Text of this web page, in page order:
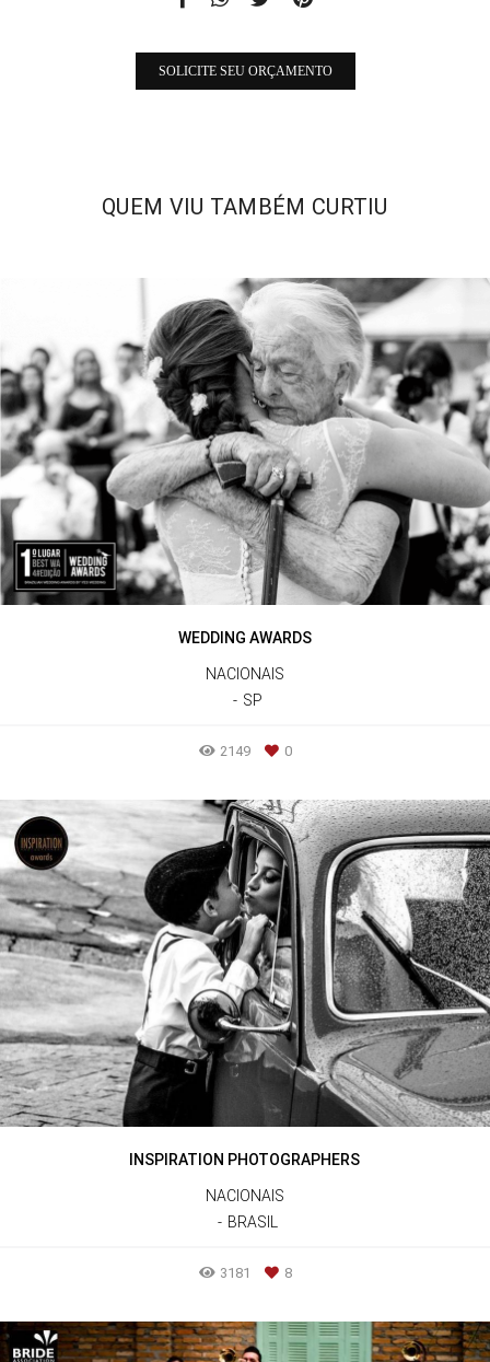
SOLICITE SEU ORÇAMENTO
QUEM VIU TAMBÉM CURTIU
WEDDING AWARDS
NACIONAIS
SP
2149 0
INSPIRATION PHOTOGRAPHERS
NACIONAIS
BRASIL
3181 8